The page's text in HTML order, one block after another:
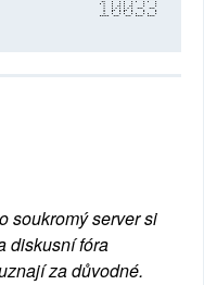
10033
soukromý server si
diskusní fóra
za důvodné.